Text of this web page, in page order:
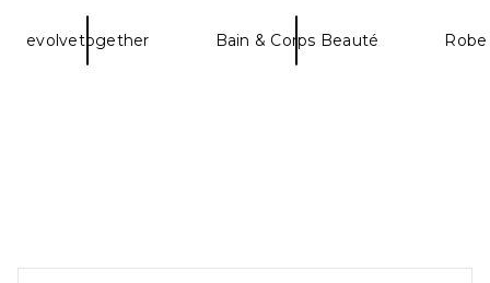
evolvetogether Bain & Corps Beauté
FOOTER